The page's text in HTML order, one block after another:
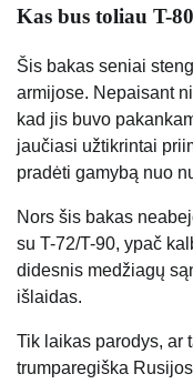
Kas bus toliau T-
Šis bakas seniai
armijose. Nepaisant
kad jis buvo
jaučiasi užtikrintai
pradėti gamybą nuo
Nors šis bakas
su T-72/T-90, ypač
didesnis medžiagų
išlaidas.
Tik laikas parodys, ar
trumparegiška